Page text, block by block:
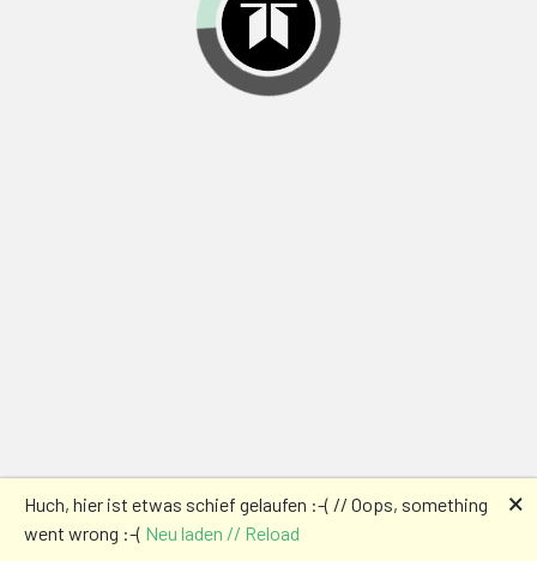
Huch, hier ist etwas schief gelaufen :-( // Oops, something
went wrong :-( Neu laden // Reload
🗙